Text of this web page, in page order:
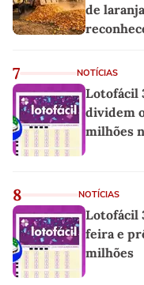
de
7 NOTÍCIAS
Lotofácil
dividem
milhões
8 NOTÍCIAS
Lotofácil
feira e
milhões